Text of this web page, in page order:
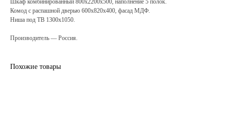
Шкаф комбинированный 800х2200х500, наполнение 5 полок.
Комод с распашной дверью 600х820х400, фасад МДФ.
Ниша под ТВ 1300х1050.
Производитель — Россия.
Похожие товары